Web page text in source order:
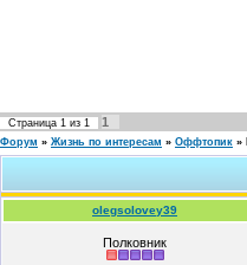
Страница 1 из 1 1
Форум » Жизнь по интересам » Оффтопик »
olegsolovey39
Полковник